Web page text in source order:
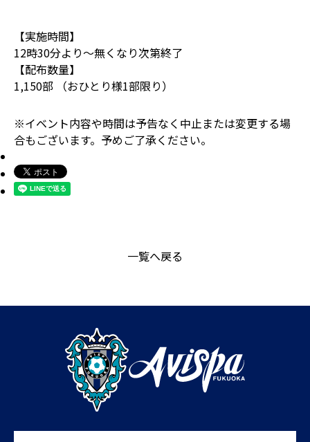
【実施時間】
12時30分より～無くなり次第終了
【配布数量】
1,150部 （おひとり様1部限り）
※イベント内容や時間は予告なく中止または変更する場
合もございます。予めご了承ください。
一覧へ戻る